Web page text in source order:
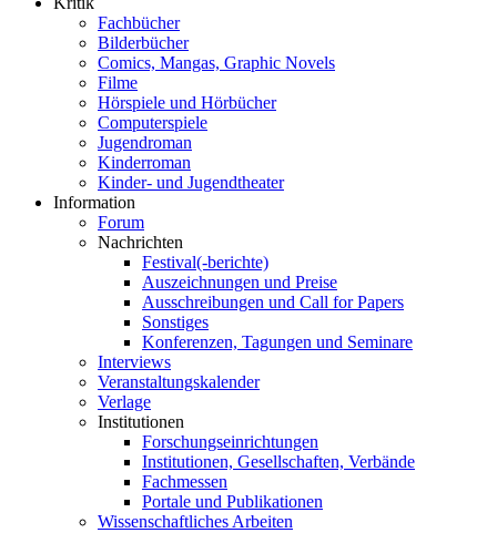
Fachbücher
Bilderbücher
Comics, Mangas, Graphic Novels
Filme
Hörspiele und Hörbücher
Computerspiele
Jugendroman
Kinderroman
Kinder- und Jugendtheater
Information
Forum
Nachrichten
Festival(-berichte)
Auszeichnungen und Preise
Ausschreibungen und Call for Papers
Sonstiges
Konferenzen, Tagungen und Seminare
Interviews
Veranstaltungskalender
Verlage
Institutionen
Forschungseinrichtungen
Institutionen, Gesellschaften, Verbände
Fachmessen
Portale und Publikationen
Wissenschaftliches Arbeiten